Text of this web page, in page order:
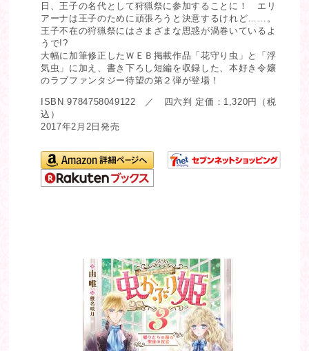
日、王子の名代として狩猟祭に参加することに！ エリ
アーナは王子のために頑張ろうと決意するけれど……。
王子不在の狩猟祭にはさまざまな思惑が渦巻いているよ
うで!?
大幅に加筆修正したＷＥＢ掲載作品「花守り虫」と「浮
気虫」に加え、書き下ろし短編を収録した、本好き令嬢
のラブファンタジー待望の第２弾が登場！
ISBN 9784758049122 ／ 四六判 定価：1,320円（税
込）
2017年2月2日発売